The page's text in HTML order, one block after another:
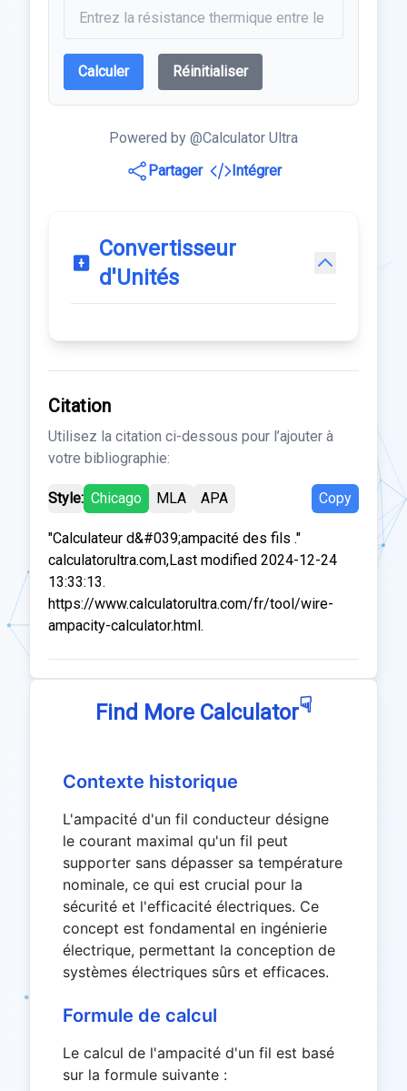
Calculer Réinitialiser
Powered by @Calculator Ultra
Partager
Intégrer
Convertisseur
d'Unités
Citation
Utilisez la citation ci-dessous pour l’ajouter à
votre bibliographie:
Style: Chicago MLA APA Copy
"Calculateur d&#039;ampacité des fils ."
calculatorultra.com,Last modified 2024-12-24
13:33:13.
https://www.calculatorultra.com/fr/tool/wire-
ampacity-calculator.html.
Find More Calculator☟
Contexte historique
L'ampacité d'un fil conducteur désigne
le courant maximal qu'un fil peut
supporter sans dépasser sa température
nominale, ce qui est crucial pour la
sécurité et l'efficacité électriques. Ce
concept est fondamental en ingénierie
électrique, permettant la conception de
systèmes électriques sûrs et efficaces.
Formule de calcul
Le calcul de l'ampacité d'un fil est basé
sur la formule suivante :